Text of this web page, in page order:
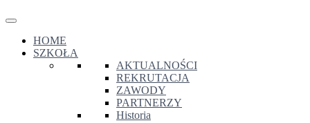
HOME
SZKOŁA
AKTUALNOŚCI
REKRUTACJA
ZAWODY
PARTNERZY
Historia